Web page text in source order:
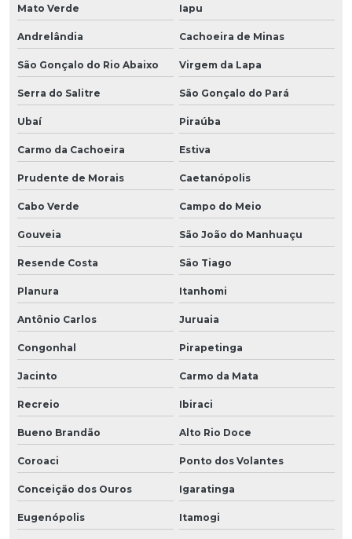
Mato Verde Iapu
Andrelândia Cachoeira de Minas
São Gonçalo do Rio Abaixo Virgem da Lapa
Serra do Salitre São Gonçalo do Pará
Ubaí Piraúba
Carmo da Cachoeira Estiva
Prudente de Morais Caetanópolis
Cabo Verde Campo do Meio
Gouveia São João do Manhuaçu
Resende Costa São Tiago
Planura Itanhomi
Antônio Carlos Juruaia
Congonhal Pirapetinga
Jacinto Carmo da Mata
Recreio Ibiraci
Bueno Brandão Alto Rio Doce
Coroaci Ponto dos Volantes
Conceição dos Ouros Igaratinga
Eugenópolis Itamogi